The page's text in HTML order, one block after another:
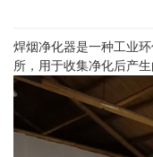
焊烟净化器是一种工业
所，用于收集净化后产